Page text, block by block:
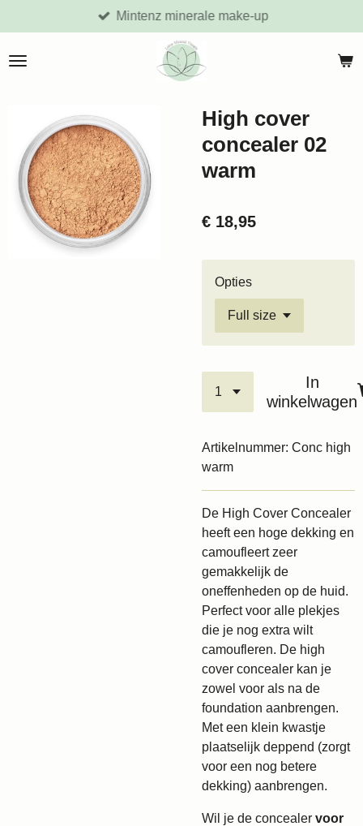
direct
naar
Mintenz minerale make-up
High cover
concealer 02
warm
€ 18,95
Opties
In
winkelwagen
Artikelnummer: Conc high
warm
De High Cover Concealer
heeft een hoge dekking en
camoufleert zeer
gemakkelijk de
oneffenheden op de huid.
Perfect voor alle plekjes
die je nog extra wilt
camoufleren. De high
cover concealer kan je
zowel voor als na de
foundation aanbrengen.
Met een klein kwastje
plaatselijk deppend (zorgt
voor een nog betere
dekking) aanbrengen.
Wil je de concealer voor